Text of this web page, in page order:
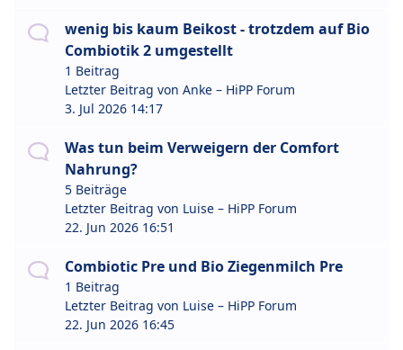
wenig bis kaum Beikost - trotzdem auf Bio
Combiotik 2 umgestellt
1 Beitrag
Letzter Beitrag von Anke – HiPP Forum
3. Jul 2026 14:17
Was tun beim Verweigern der Comfort
Nahrung?
5 Beiträge
Letzter Beitrag von Luise – HiPP Forum
22. Jun 2026 16:51
Combiotic Pre und Bio Ziegenmilch Pre
1 Beitrag
Letzter Beitrag von Luise – HiPP Forum
22. Jun 2026 16:45